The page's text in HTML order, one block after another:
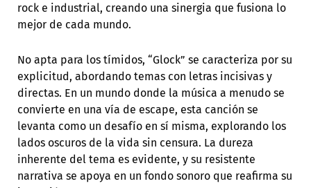
rock e industrial, creando una sinergia que fusiona lo
mejor de cada mundo.
No apta para los tímidos, “Glock” se caracteriza por su
explicitud, abordando temas con letras incisivas y
directas. En un mundo donde la música a menudo se
convierte en una vía de escape, esta canción se
levanta como un desafío en sí misma, explorando los
lados oscuros de la vida sin censura. La dureza
inherente del tema es evidente, y su resistente
narrativa se apoya en un fondo sonoro que reafirma su